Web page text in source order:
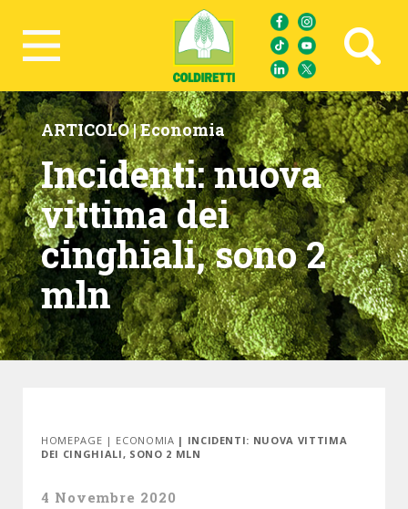
Ricerca avanzata
ARTICOLO |Economia
Incidenti: nuova
vittima dei
cinghiali, sono 2
mln
HOMEPAGE | ECONOMIA | INCIDENTI: NUOVA VITTIMA
DEI CINGHIALI, SONO 2 MLN
4 Novembre 2020